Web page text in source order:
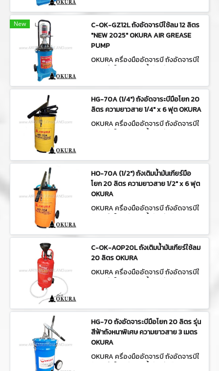
New
C-OK-GZ12L ถังอัดจารบีใช้ลม 12 ลิตร
"NEW 2025" OKURA AIR GREASE
PUMP
OKURA ครื่องมืออัดจารบี ถังอัดจารบีใ
ช้ลม/มือโยก ถังเติมน้ำมันเกียร์ C-OK-G
HG-70A (1/4") ถังอัดจาระบีมือโยก 20
ลิตร ความยาวสาย 1/4" x 6 ฟุต OKURA
OKURA ครื่องมืออัดจารบี ถังอัดจารบีใ
ช้ลม/มือโยก ถังเติมน้ำมันเกียร์ HG-70A
HO-70A (1/2") ถังเติมน้ำมันเกียร์มือ
โยก 20 ลิตร ความยาวสาย 1/2" x 6 ฟุต
OKURA
OKURA ครื่องมืออัดจารบี ถังอัดจารบีใ
ช้ลม/มือโยก ถังเติมน้ำมันเกียร์ HO-70A
C-OK-AOP20L ถังเติมน้ำมันเกียร์ใช้ลม
20 ลิตร OKURA
OKURA ครื่องมืออัดจารบี ถังอัดจารบีใ
ช้ลม/มือโยก ถังเติมน้ำมันเกียร์ C-OK-A
HG-70 ถังอัดจาระบีมือโยก 20 ลิตร รุ่น
สีฟ้าถังหนาพิเศษ ความยาวสาย 3 เมตร
OKURA
OKURA ครื่องมืออัดจารบี ถังอัดจารบีใ
ช้ลม/มือโยก ถังเติมน้ำมันเกียร์ HG-70